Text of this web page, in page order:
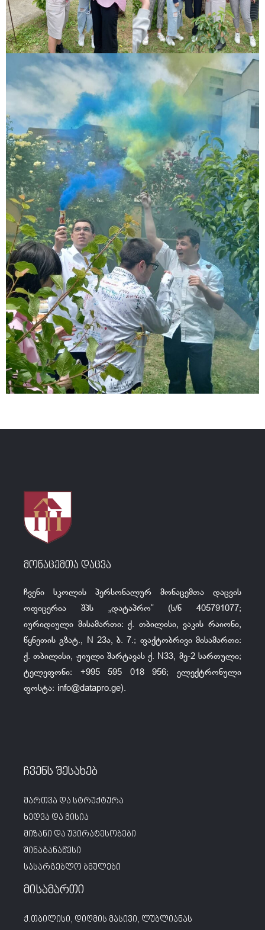
მონაცემთა დაცვა
ჩვენი სკოლის პერსონალურ მონაცემთა დაცვის
ოფიცერია შპს „დატაპრო“ (ს/ნ 405791077;
იურიდიული მისამართი: ქ. თბილისი, ვაკის რაიონი,
წყნეთის გზატ., N 23ა, ბ. 7.; ფაქტობრივი მისამართი:
ქ. თბილისი, ჟიული შარტავას ქ. N33, მე-2 სართული;
ტელეფონი: +995 595 018 956; ელექტრონული
ფოსტა: info@datapro.ge).
ჩვენს შესახებ
მართვა და სტრუქტურა
ხედვა და მისია
მიზანი და უპირატესობები
შინაგანაწესი
სასარგებლო ბმულები
მისამართი
ქ.თბილისი, დიღმის მასივი, ლუბლიანას